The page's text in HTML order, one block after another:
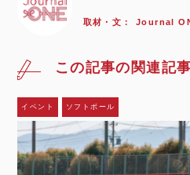
取材・文： Journal
この記事の関連記事
イベント ソフトボール